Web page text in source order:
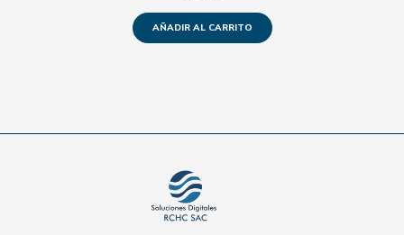
AÑADIR AL CARRITO